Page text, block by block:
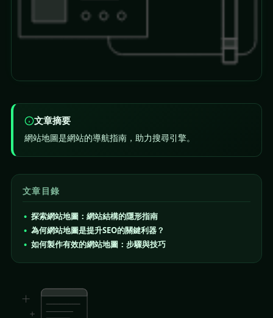
文章摘要
網站地圖是網站的導航指南，助力搜尋引擎。
文章目錄
探索網站地圖：網站結構的隱形指南
為何網站地圖是提升SEO的關鍵利器？
如何製作有效的網站地圖：步驟與技巧